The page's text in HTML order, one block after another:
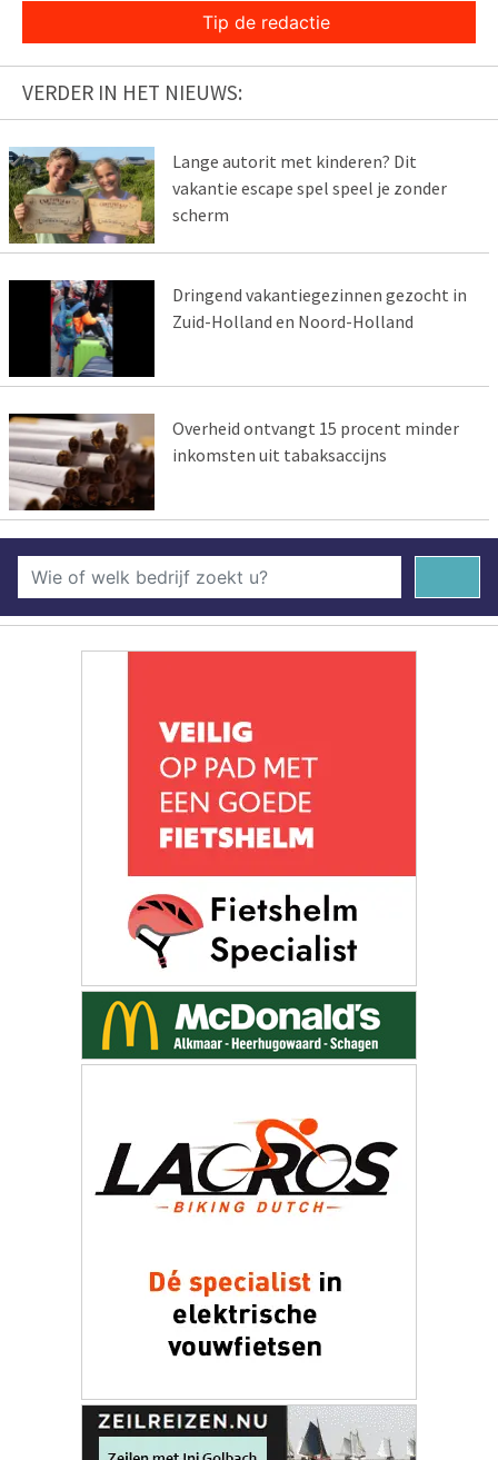
Tip de redactie
VERDER IN HET NIEUWS:
Lange autorit met kinderen? Dit
vakantie escape spel speel je zonder
scherm
Dringend vakantiegezinnen gezocht in
Zuid-Holland en Noord-Holland
Overheid ontvangt 15 procent minder
inkomsten uit tabaksaccijns